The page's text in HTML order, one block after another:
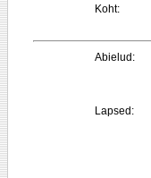
Koht:
Abielud:
Lapsed: